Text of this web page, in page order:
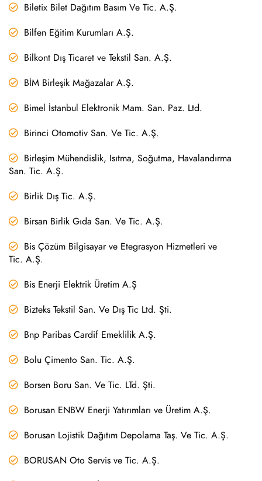
Biletix Bilet Dağıtım Basım Ve Tic. A.Ş.
Bilfen Eğitim Kurumları A.Ş.
Bilkont Dış Ticaret ve Tekstil San. A.Ş.
BİM Birleşik Mağazalar A.Ş.
Bimel İstanbul Elektronik Mam. San. Paz. Ltd.
Birinci Otomotiv San. Ve Tic. A.Ş.
Birleşim Mühendislik, Isıtma, Soğutma, Havalandırma
San. Tic. A.Ş.
Birlik Dış Tic. A.Ş.
Birsan Birlik Gıda San. Ve Tic. A.Ş.
Bis Çözüm Bilgisayar ve Etegrasyon Hizmetleri ve
Tic. A.Ş.
Bis Enerji Elektrik Üretim A.Ş
Bizteks Tekstil San. Ve Dış Tic Ltd. Şti.
Bnp Paribas Cardif Emeklilik A.Ş.
Bolu Çimento San. Tic. A.Ş.
Borsen Boru San. Ve Tic. LTd. Şti.
Borusan ENBW Enerji Yatırımları ve Üretim A.Ş.
Borusan Lojistik Dağıtım Depolama Taş. Ve Tic. A.Ş.
BORUSAN Oto Servis ve Tic. A.Ş.